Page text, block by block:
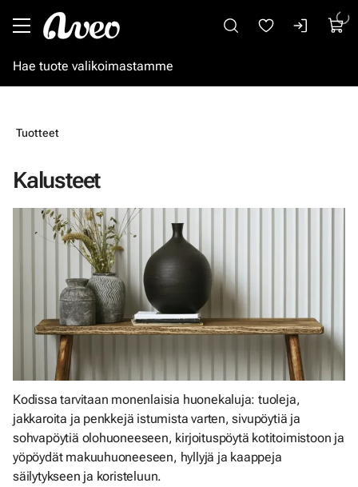
Tuotteet
Kalusteet
Kodissa tarvitaan monenlaisia huonekaluja: tuoleja,
jakkaroita ja penkkejä istumista varten, sivupöytiä ja
sohvapöytiä olohuoneeseen, kirjoituspöytä kotitoimistoon ja
yöpöydät makuuhuoneeseen, hyllyjä ja kaappeja
säilytykseen ja koristeluun.